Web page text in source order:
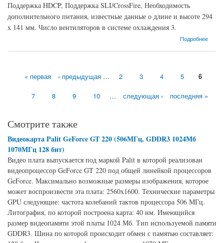
Поддержка HDCP, Поддержка SLI/CrossFire, Необходимость
дополнительного питания, известные данные о длине и высоте 294
х 141 мм. Число вентиляторов в системе охлаждения 3.
Подробнее
о Видеокарта GIGABYTE Radeon R9 290 (1040МГц, GDDR5 4096Мб 5000МГц 512 бит)
Страницы
« первая ‹ предыдущая … 2 3 4 5 6
7 8 9 10 … следующая › последняя »
Смотрите также
Видеокарта Palit GeForce GT 220 (506МГц, GDDR3 1024Мб
1070МГц 128 бит)
Видео плата выпускается под маркой Palit в которой реализован
видеопроцессор GeForce GT 220 под общей линейкой процессоров
GeForce. Максимально возможные размеры изображения, которое
может воспроизвести эта плата: 2560x1600. Технические параметры
GPU следующие: частота колебаний тактов процессора 506 МГц.
Литография, по которой построена карта: 40 нм. Имеющийся
размер видеопамяти этой платы 1024 Мб. Тип используемой памяти
GDDR3. Шина по которой происходит обмен с памятью составляет: